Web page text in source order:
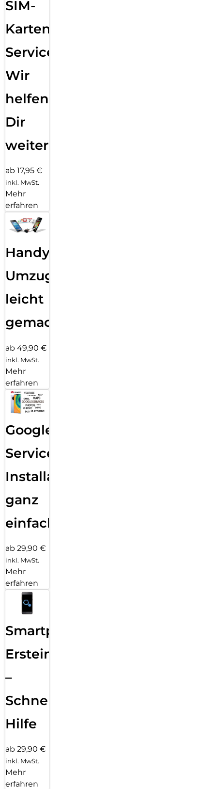
SIM-
Karten
Service:
Wir
helfen
Dir
weiter
ab 17,95 €
inkl. MwSt.
Mehr
erfahren
Handy
Umzug
leicht
gemacht!
ab 49,90 €
inkl. MwSt.
Mehr
erfahren
Google
Services
Installation
ganz
einfach
ab 29,90 €
inkl. MwSt.
Mehr
erfahren
Smartphone
Ersteinrichtung
–
Schnelle
Hilfe
ab 29,90 €
inkl. MwSt.
Mehr
erfahren